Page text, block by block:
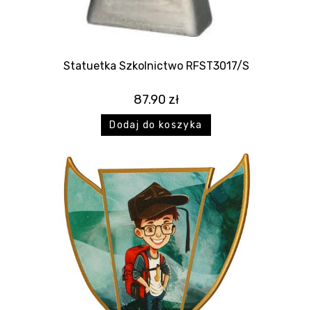
Statuetka Szkolnictwo RFST3017/S
87.90 zł
Dodaj do koszyka